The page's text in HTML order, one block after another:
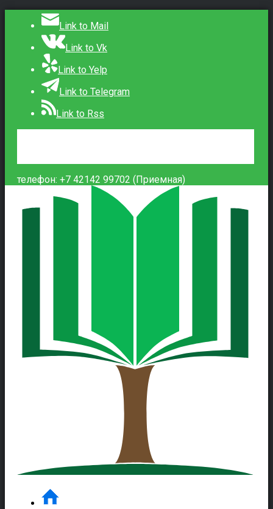
Link to Mail
Link to Vk
Link to Yelp
Link to Telegram
Link to Rss
телефон: +7 42142 99702 (Приемная)